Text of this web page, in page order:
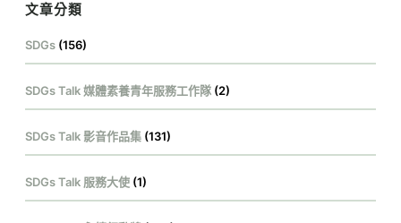
文章分類
SDGs (156)
SDGs Talk 媒體素養青年服務工作隊 (2)
SDGs Talk 影音作品集 (131)
SDGs Talk 服務大使 (1)